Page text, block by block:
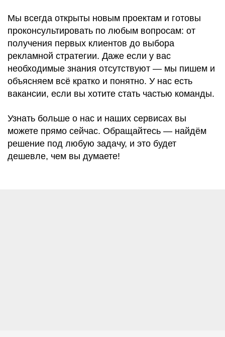
Мы всегда открыты новым проектам и готовы
проконсультировать по любым вопросам: от
получения первых клиентов до выбора
рекламной стратегии. Даже если у вас
необходимые знания отсутствуют — мы пишем и
объясняем всё кратко и понятно. У нас есть
вакансии, если вы хотите стать частью команды.
Узнать больше о нас и наших сервисах вы
можете прямо сейчас. Обращайтесь — найдём
решение под любую задачу, и это будет
дешевле, чем вы думаете!